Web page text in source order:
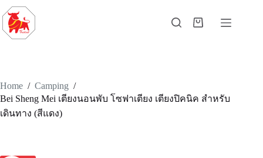
Home / Camping /
Bei Sheng Mei เตียงนอนพับ โซฟาเตียง เตียงปิคนิค สำหรับ
เดินทาง (สีแดง)